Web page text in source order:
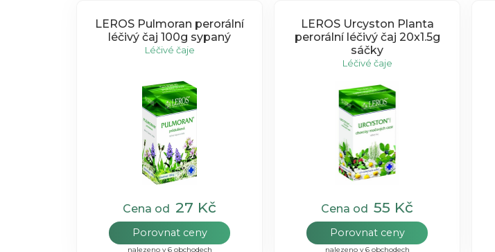
LEROS Pulmoran perorální
léčivý čaj 100g sypaný
Léčivé čaje
Cena od 27 Kč
Porovnat ceny
nalezeno v 6 obchodech
LEROS Urcyston Planta
perorální léčivý čaj 20x1.5g
sáčky
Léčivé čaje
Cena od 55 Kč
Porovnat ceny
nalezeno v 6 obchodech